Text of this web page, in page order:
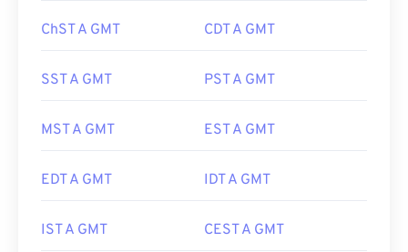
ChST A GMT CDT A GMT
SST A GMT PST A GMT
MST A GMT EST A GMT
EDT A GMT IDT A GMT
IST A GMT CEST A GMT